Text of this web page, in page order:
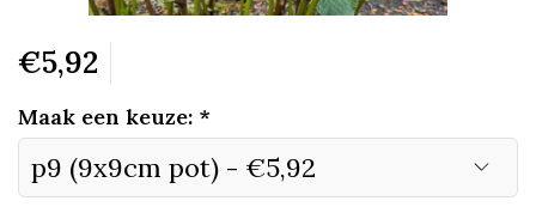
€5,92
Maak een keuze: *